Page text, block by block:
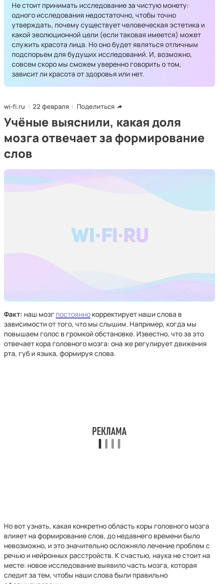
Не стоит принимать исследование за чистую монету:
одного исследования недостаточно, чтобы точно
утверждать, почему существует человеческая эстетика и
какой эволюционной цели (если таковая имеется) может
служить красота лица. Но оно будет являться отличным
подспорьем для будущих исследований. И, возможно,
совсем скоро мы сможем уверенно говорить о том,
зависит ли красота от здоровья или нет.
wi-fi.ru 22 февраля Поделиться
Учёные выяснили, какая доля
мозга отвечает за формирование
слов
Факт: наш мозг постоянно корректирует наши слова в
зависимости от того, что мы слышим. Например, когда мы
повышаем голос в громкой обстановке. Известно, что за это
отвечает кора головного мозга: она же регулирует движения
рта, губ и языка, формируя слова.
Но вот узнать, какая конкретно область коры головного мозга
влияет на формирование слов, до недавнего времени было
невозможно, и это значительно осложняло лечение проблем с
речью и нейронных расстройств. К счастью, наука не стоит на
месте: новое исследование выявило часть мозга, которая
следит за тем, чтобы наши слова были правильно